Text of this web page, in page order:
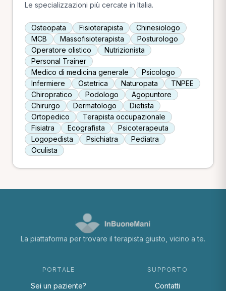
Le specializzazioni più cercate in Italia.
Osteopata Fisioterapista
Chinesiologo
MCB
Massofisioterapista
Posturologo
Operatore olistico
Nutrizionista
Personal Trainer
Medico di medicina generale
Psicologo
Infermiere
Ostetrica Naturopata
TNPEE
Chiropratico
Podologo
Agopuntore
Chirurgo
Dermatologo
Dietista
Ortopedico
Terapista occupazionale
Fisiatra
Ecografista
Psicoterapeuta
Logopedista
Psichiatra
Pediatra
Oculista
La piattaforma per trovare il terapista giusto, vicino a te.
PORTALE
Sei un paziente?
SUPPORTO
Contatti